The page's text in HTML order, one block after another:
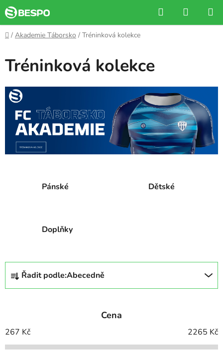
Přejít
na
obsah
Hledat
KOŠÍK
Domů
/ Akademie Táborsko / Tréninková kolekce
Tréninková kolekce
Pánské Dětské
Doplňky
Ř
z
í
p
Řadit podle:Abecedně
Cena
267 Kč 2265 Kč